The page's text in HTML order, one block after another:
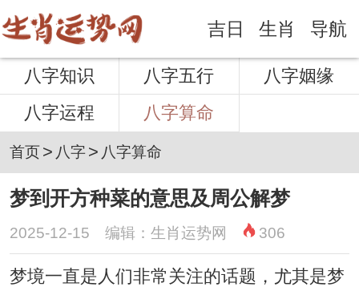
吉日 生肖 导航
八字知识 八字五行
八字姻缘
八字运程
八字算命
首页> 八字> 八字算命
梦到开方种菜的意思及周公解梦
2025-12-15 编辑：生肖运势网 306
梦境一直是人们非常关注的话题，尤其是梦